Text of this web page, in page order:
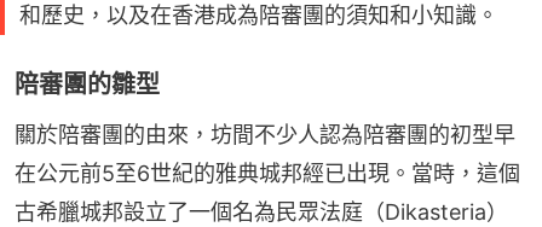
和歷史，以及在香港成為陪審團的須知和小知識。
陪審團的雛型
關於陪審團的由來，坊間不少人認為陪審團的初型早
在公元前5至6世紀的雅典城邦經已出現。當時，這個
古希臘城邦設立了一個名為民眾法庭（Dikasteria）